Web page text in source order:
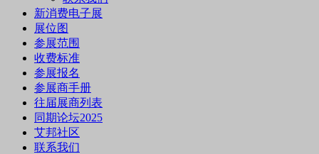
新消费电子展
展位图
参展范围
收费标准
参展报名
参展商手册
往届展商列表
同期论坛2025
艾邦社区
联系我们